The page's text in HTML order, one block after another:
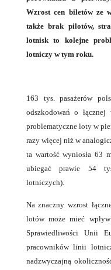
Wzrost cen biletów ze
także brak pilotów,
lotnisk to kolejne
lotniczy w tym roku.
163 tys. pasażerów
odszkodowań o
problematyczne loty w
razy więcej niż w
ta wartość wyniosła 63
ubiegać prawie 54
lotniczych).
Na znaczny wzrost
lotów może mieć
Sprawiedliwości Unii
pracowników linii
nadzwyczajną